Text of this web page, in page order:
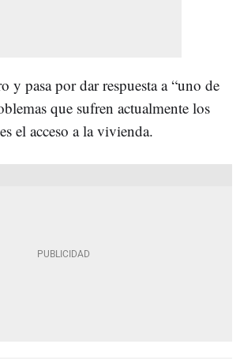
y pasa por dar respuesta a “uno de
que sufren actualmente los
el acceso a la vivienda.